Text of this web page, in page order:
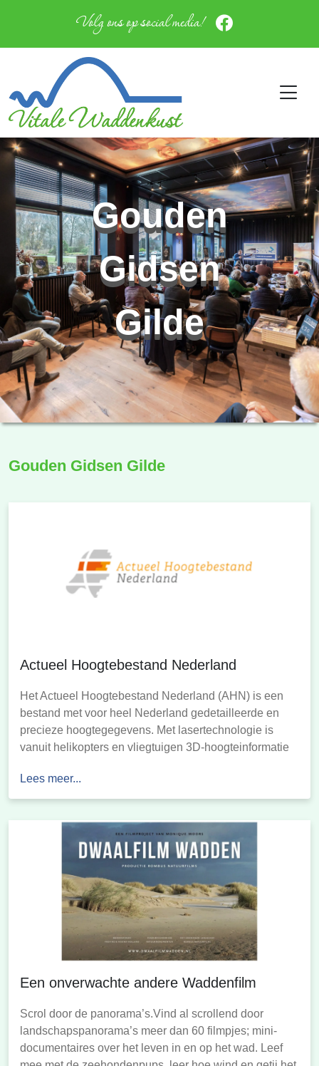
Volg ons op social media!
Gouden
Gidsen
Gilde
Gouden Gidsen Gilde
Actueel Hoogtebestand Nederland
Het Actueel Hoogtebestand Nederland (AHN) is een
bestand met voor heel Nederland gedetailleerde en
precieze hoogtegegevens. Met lasertechnologie is
vanuit helikopters en vliegtuigen 3D-hoogteinformatie
Nederland tot op 5 centimeter nauwkeurig de hoogte
op maaiveldniveau bekend. Ook is informatie
Lees meer...
Een onverwachte andere Waddenfilm
Scrol door de panorama’s.Vind al scrollend door
landschapspanorama’s meer dan 60 filmpjes; mini-
documentaires over het leven in en op het wad. Leef